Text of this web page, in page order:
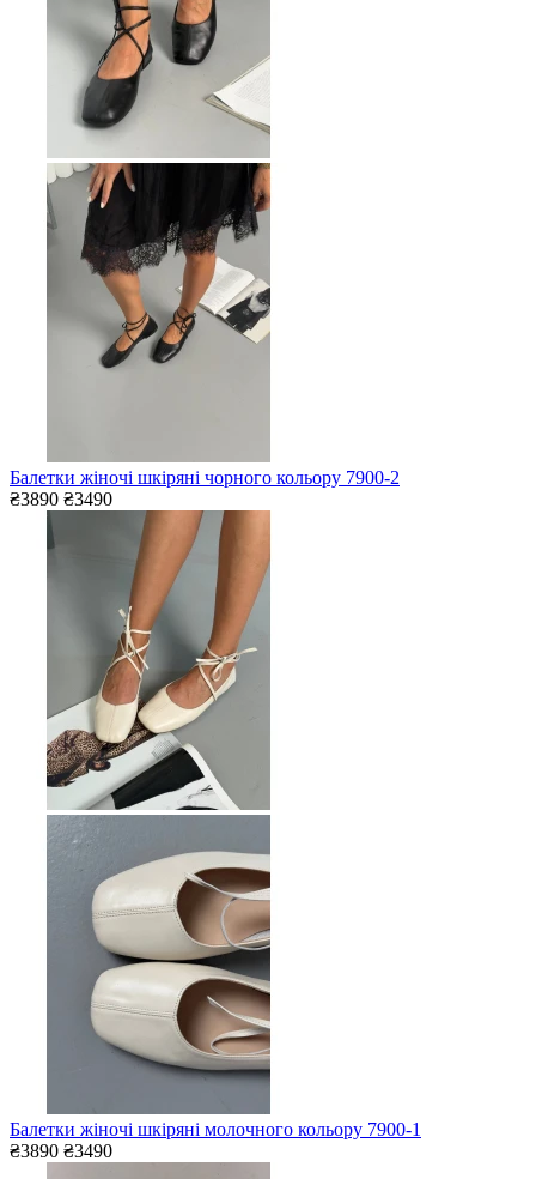
Балетки жіночі шкіряні чорного кольору 7900-2
₴3890 ₴3490
Балетки жіночі шкіряні молочного кольору 7900-1
₴3890 ₴3490